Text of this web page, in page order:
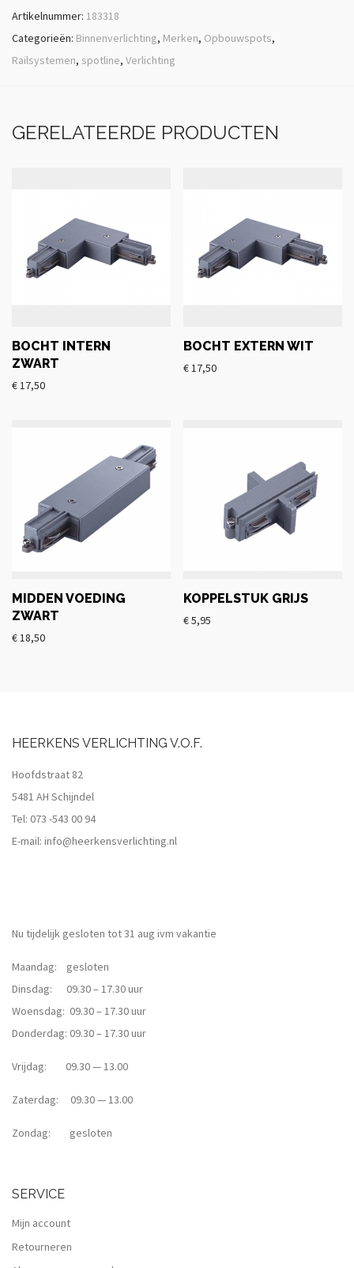
Artikelnummer: 183318
Categorieën: Binnenverlichting, Merken, Opbouwspots,
Railsystemen, spotline, Verlichting
GERELATEERDE PRODUCTEN
BOCHT INTERN
ZWART
€ 17,50
BOCHT EXTERN WIT
€ 17,50
MIDDEN VOEDING
ZWART
€ 18,50
KOPPELSTUK GRIJS
€5,95
HEERKENS VERLICHTING V.O.F.
Hoofdstraat 82
5481 AH Schijndel
Tel: 073 -543 00 94
E-mail: info@heerkensverlichting.nl
Nu tijdelijk gesloten tot 31 aug ivm vakantie
Maandag: gesloten
Dinsdag: 09.30 – 17.30 uur
Woensdag: 09.30 – 17.30 uur
Donderdag: 09.30 – 17.30 uur
Vrijdag: 09.30 — 13.00
Zaterdag: 09.30 — 13.00
Zondag: gesloten
SERVICE
Mijn account
Retourneren